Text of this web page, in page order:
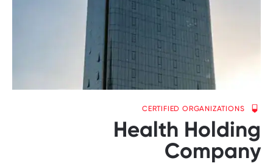
CERTIFIED ORGANIZATIONS
Health Holding
Company